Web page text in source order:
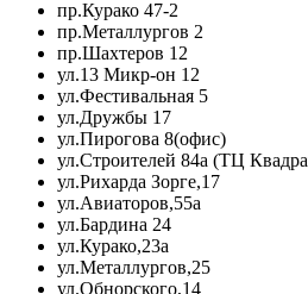
пр.Курако 47-2
пр.Металлургов 2
пр.Шахтеров 12
ул.13 Микр-он 12
ул.Фестивальная 5
ул.Дружбы 17
ул.Пирогова 8(офис)
ул.Строителей 84а (ТЦ
ул.Рихарда Зорге,17
ул.Авиаторов,55а
ул.Бардина 24
ул.Курако,23а
ул.Металлургов,25
ул.Обнорского,14